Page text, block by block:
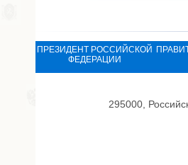
ПРЕЗИДЕНТ РОССИЙСКОЙ
ФЕДЕРАЦИИ
295000,